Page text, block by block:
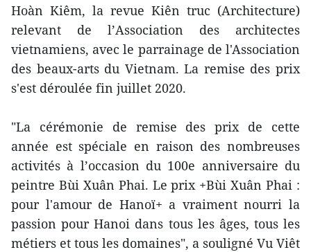
Hoàn Kiêm, la revue Kiên truc (Architecture)
relevant de l’Association des architectes
vietnamiens, avec le parrainage de l'Association
des beaux-arts du Vietnam. La remise des prix
s'est déroulée fin juillet 2020.
"La cérémonie de remise des prix de cette
année est spéciale en raison des nombreuses
activités à l’occasion du 100e anniversaire du
peintre Bùi Xuân Phai. Le prix +Bùi Xuân Phai :
pour l'amour de Hanoï+ a vraiment nourri la
passion pour Hanoi dans tous les âges, tous les
métiers et tous les domaines", a souligné Vu Viêt